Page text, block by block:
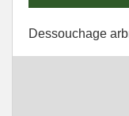
Dessouchage